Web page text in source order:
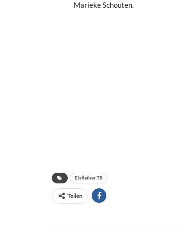
Marieke Schouten.
Elsflether TB
Teilen